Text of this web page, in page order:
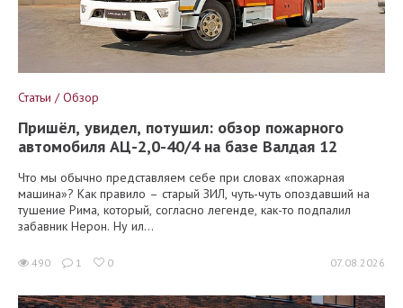
Статьи / Обзор
Пришёл, увидел, потушил: обзор пожарного
автомобиля АЦ-2,0-40/4 на базе Валдая 12
Что мы обычно представляем себе при словах «пожарная
машина»? Как правило – старый ЗИЛ, чуть-чуть опоздавший на
тушение Рима, который, согласно легенде, как-то подпалил
забавник Нерон. Ну ил...
490 1 0 07.08.2026